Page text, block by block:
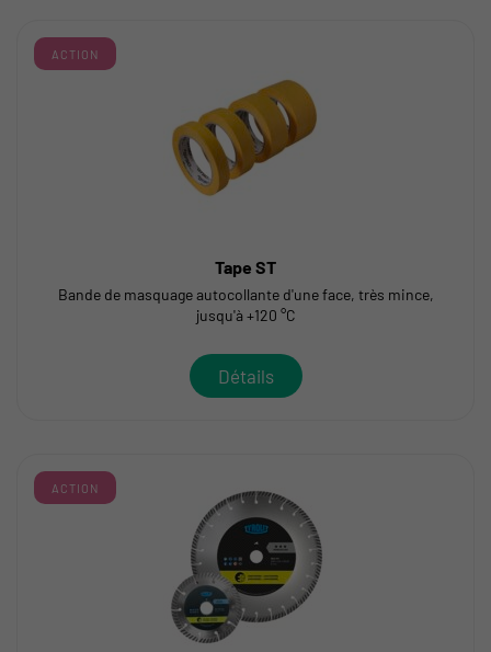
ACTION
Tape ST
Bande de masquage autocollante d'une face, très mince,
jusqu'à +120 °C
Détails
ACTION